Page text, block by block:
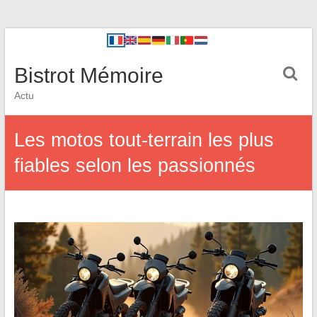
Bistrot Mémoire
Actu
Les motos tout-terrain les plus
fiables selon les passionnés